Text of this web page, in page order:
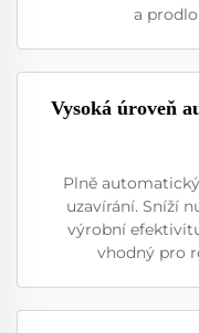
a
Vysoká úroveň
Plně
uzavírání. Sníží
výrobní
vhodný pro